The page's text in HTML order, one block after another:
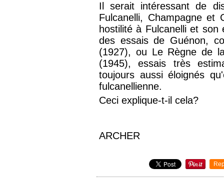
Il serait intéressant de
Fulcanelli, Champagne et
hostilité à Fulcanelli et
des essais de Guénon,
(1927), ou Le Règne de
(1945), essais très
toujours aussi éloignés
fulcanellienne.
Ceci explique-t-il cela?
ARCHER